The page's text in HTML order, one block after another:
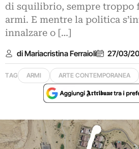
di squilibrio, sempre troppo
armi. E mentre la politica
innalzare o […]
di Mariacristina Ferraioli 27/03/
TAG ARMI ARTE CONTEMPORANEA